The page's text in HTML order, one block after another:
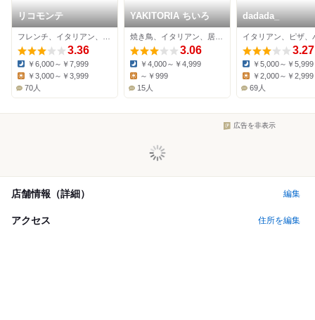
リコモンテ
3.36
Dinner:
￥6,000～￥7,999
Lunch:
￥3,000～￥3,999
70人
YAKITORIA ちいろ
3.06
Dinner:
￥4,000～￥4,999
Lunch:
～￥999
15人
dadada_
イタリアン、ピザ、
3.27
Dinner:
￥5,000～￥5,999
Lunch:
￥2,000～￥2,999
69人
広告を非表示
店舗情報（詳細） 編集
アクセス 住所を編集